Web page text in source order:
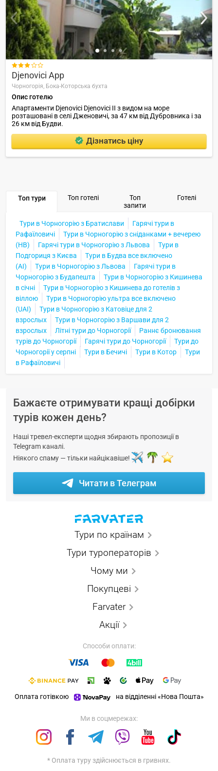

Djenovici App
Чорногорія, Бока-Которська бухта
Опис готелю
Апартаменти Djenovici Djenovici II з видом на море
розташовані в селі Дженовичі, за 47 км від Дубровника і за
26 км від Будви.
Дізнатись ціну
Топ тури Топ готелі
Топ
запити
Готелі
Тури в Чорногорію з Братислави
Гарячі тури в
Рафаїловичі
Тури в Чорногорію з сніданками + вечерею
(HB)
Гарячі тури в Чорногорію з Львова
Тури в
Подгориця з Києва
Тури в Будва все включено
(AI)
Тури в Чорногорію з Львова
Гарячі тури в
Чорногорію з Будапешта
Тури в Чорногорію з Кишинева
в січні
Тури в Чорногорію з Кишинева до готелів з
віллою
Тури в Чорногорію ультра все включено
(UAI)
Тури в Чорногорію з Катовіце для 2
взрослых
Тури в Чорногорію з Варшави для 2
взрослых
Літні тури до Чорногорії
Раннє бронювання
турів до Чорногорії
Гарячі тури до Чорногорії
Тури до
Чорногорії у серпні
Тури в Бечичі Тури в Котор
Тури
в Рафаїловичі
Бажаєте отримувати кращі добірки
турів кожен день?
Наші тревел-експерти щодня збирають пропозиції в
Telegram каналі.
Ніякого спаму — тільки найцікавіше!
Читати в Телеграм
Тури по країнам
Тури туроператорів
Чому ми
Покупцеві
Farvater
Акції
Способи оплати:
Оплата готівкою на відділенні «Нова Пошта»
Ми в соцмережах:
* Оплата туру здійснюється в гривнях.